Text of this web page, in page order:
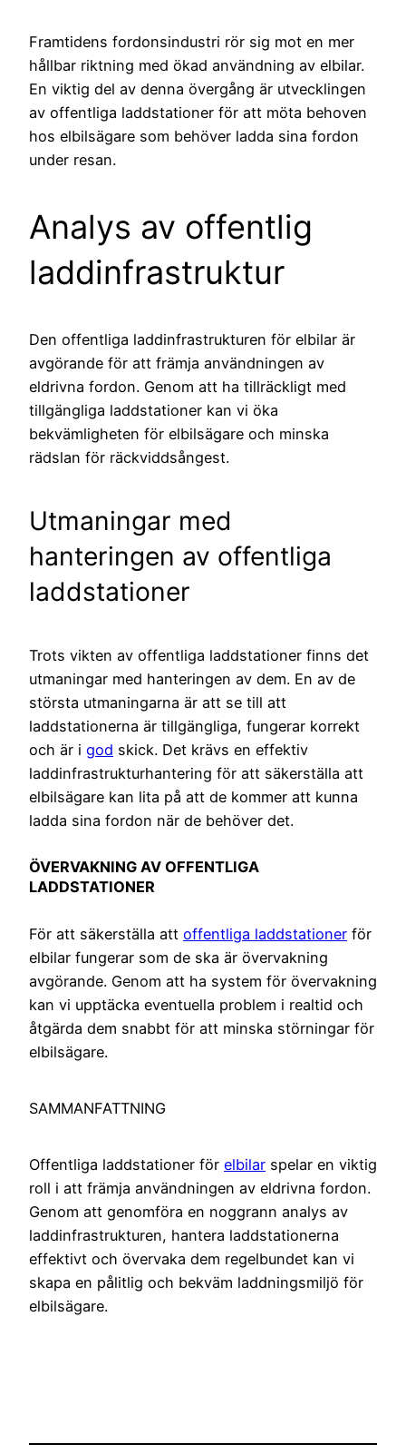
Framtidens fordonsindustri rör sig mot en mer
hållbar riktning med ökad användning av elbilar.
En viktig del av denna övergång är utvecklingen
av offentliga laddstationer för att möta behoven
hos elbilsägare som behöver ladda sina fordon
under resan.
Analys av offentlig
laddinfrastruktur
Den offentliga laddinfrastrukturen för elbilar är
avgörande för att främja användningen av
eldrivna fordon. Genom att ha tillräckligt med
tillgängliga laddstationer kan vi öka
bekvämligheten för elbilsägare och minska
rädslan för räckviddsångest.
Utmaningar med
hanteringen av offentliga
laddstationer
Trots vikten av offentliga laddstationer finns det
utmaningar med hanteringen av dem. En av de
största utmaningarna är att se till att
laddstationerna är tillgängliga, fungerar korrekt
och är i god skick. Det krävs en effektiv
laddinfrastrukturhantering för att säkerställa att
elbilsägare kan lita på att de kommer att kunna
ladda sina fordon när de behöver det.
ÖVERVAKNING AV OFFENTLIGA
LADDSTATIONER
För att säkerställa att offentliga laddstationer för
elbilar fungerar som de ska är övervakning
avgörande. Genom att ha system för övervakning
kan vi upptäcka eventuella problem i realtid och
åtgärda dem snabbt för att minska störningar för
elbilsägare.
SAMMANFATTNING
Offentliga laddstationer för elbilar spelar en viktig
roll i att främja användningen av eldrivna fordon.
Genom att genomföra en noggrann analys av
laddinfrastrukturen, hantera laddstationerna
effektivt och övervaka dem regelbundet kan vi
skapa en pålitlig och bekväm laddningsmiljö för
elbilsägare.